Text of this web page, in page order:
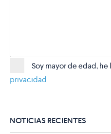
Soy mayor de edad,
privacidad
NOTICIAS RECIENTES